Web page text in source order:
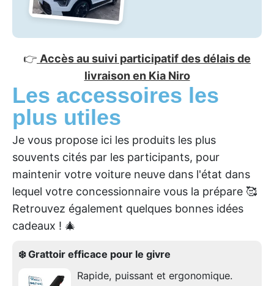
👉 Accès au suivi participatif des délais de
livraison en Kia Niro
Les accessoires les
plus utiles
Je vous propose ici les produits les plus
souvents cités par les participants, pour
maintenir votre voiture neuve dans l'état dans
lequel votre concessionnaire vous la prépare 🥰
Retrouvez également quelques bonnes idées
cadeaux ! 🎄
❄️ Grattoir efficace pour le givre
Rapide, puissant et ergonomique.